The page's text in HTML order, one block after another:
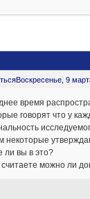
Воскресенье, 9
время
говорят что у
некоторые
ли вы в это?
считаете можно ли